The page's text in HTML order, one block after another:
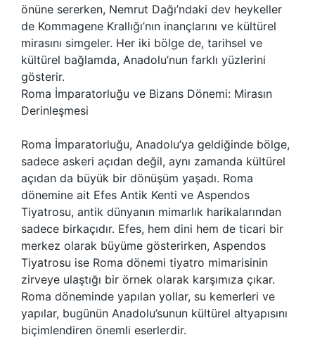
önüne sererken, Nemrut Dağı’ndaki dev heykeller
de Kommagene Krallığı’nın inançlarını ve kültürel
mirasını simgeler. Her iki bölge de, tarihsel ve
kültürel bağlamda, Anadolu’nun farklı yüzlerini
gösterir.
Roma İmparatorluğu ve Bizans Dönemi: Mirasın
Derinleşmesi
Roma İmparatorluğu, Anadolu’ya geldiğinde bölge,
sadece askeri açıdan değil, aynı zamanda kültürel
açıdan da büyük bir dönüşüm yaşadı. Roma
dönemine ait Efes Antik Kenti ve Aspendos
Tiyatrosu, antik dünyanın mimarlık harikalarından
sadece birkaçıdır. Efes, hem dini hem de ticari bir
merkez olarak büyüme gösterirken, Aspendos
Tiyatrosu ise Roma dönemi tiyatro mimarisinin
zirveye ulaştığı bir örnek olarak karşımıza çıkar.
Roma döneminde yapılan yollar, su kemerleri ve
yapılar, bugünün Anadolu’sunun kültürel altyapısını
biçimlendiren önemli eserlerdir.